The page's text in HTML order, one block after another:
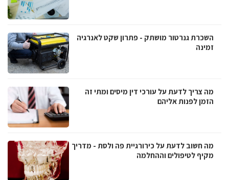
השכרת גנרטור מושתק - פתרון שקט לאנרגיה
זמינה
מה צריך לדעת על עורכי דין מיסים ומתי זה
הזמן לפנות אליהם
מה חשוב לדעת על כירורגיית פה ולסת - מדריך
מקיף לטיפולים וההחלמה